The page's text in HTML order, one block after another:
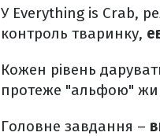
У Everything is Crab,
контроль тваринку,
Кожен рівень
протеже "альфою"
Головне завдання –